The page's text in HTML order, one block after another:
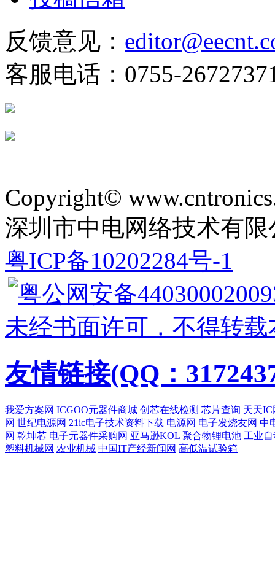
反馈意见：
客服电话：0755-
Copyright©
深圳市中电网络技术有
粤ICP备10202284号-1
粤公网安备
未经书面许可，不得转
友情链接(QQ：
我爱方案网 ICGOO元器件商城 创芯在线检测 芯片查询 天天IC
网 世纪电源网 21ic电子技术资料下载 电源网 电子发烧友网 中
网 乾坤芯 电子元器件采购网 亚马逊KOL 聚合物锂电池 工业
塑料机械网 农业机械 中国IT产经新闻网 高低温试验箱